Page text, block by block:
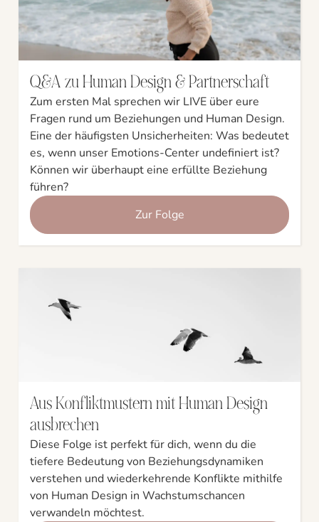
Q&A zu Human Design & Partnerschaft
Zum ersten Mal sprechen wir LIVE über eure
Fragen rund um Beziehungen und Human Design.
Eine der häufigsten Unsicherheiten: Was bedeutet
es, wenn unser Emotions-Center undefiniert ist?
Können wir überhaupt eine erfüllte Beziehung
führen?
Zur Folge
Aus Konfliktmustern mit Human Design
ausbrechen
Diese Folge ist perfekt für dich, wenn du die
tiefere Bedeutung von Beziehungsdynamiken
verstehen und wiederkehrende Konflikte mithilfe
von Human Design in Wachstumschancen
verwandeln möchtest.